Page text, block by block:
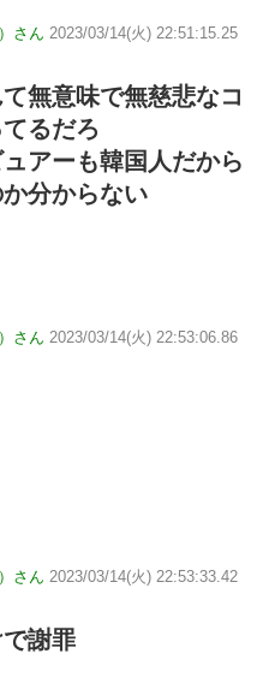
さん 2023/03/14(火) 22:51:15.25
無意味で無慈悲なコ
るだろ
アーも韓国人だから
分からない
さん 2023/03/14(火) 22:53:06.86
さん 2023/03/14(火) 22:53:33.42
謝罪